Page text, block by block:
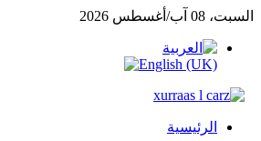
السبت، 08 آب/أغسطس 2026
الرئيسية